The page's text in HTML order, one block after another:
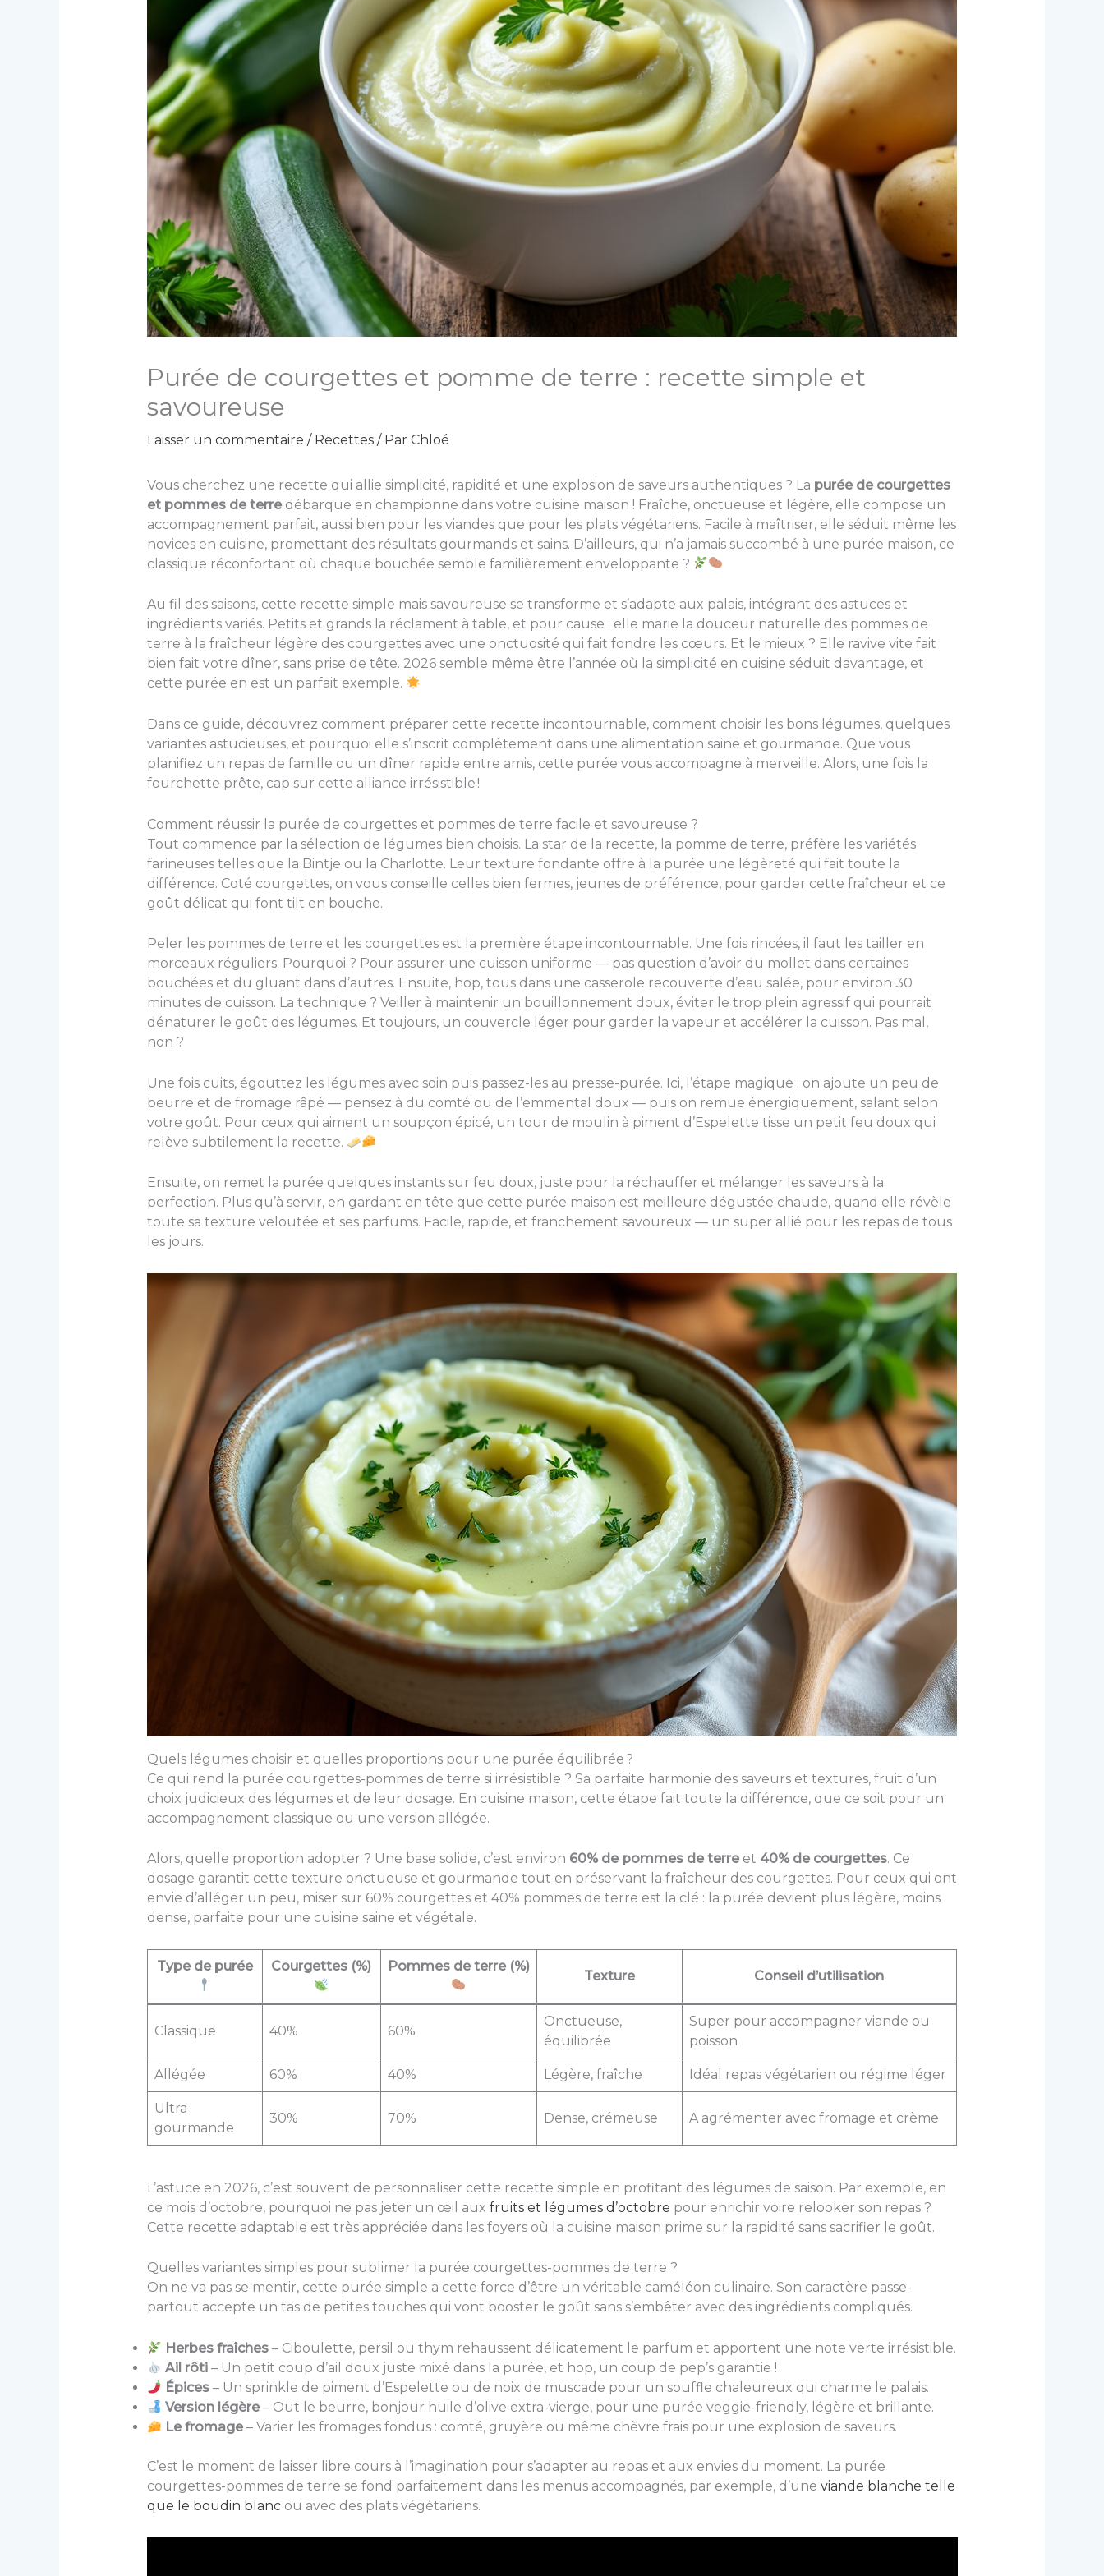
Purée de courgettes et pomme de terre : recette simple et
savoureuse
Laisser un commentaire / Recettes/ Par Chloé
Vous cherchez une recette qui allie simplicité, rapidité et une explosion de saveurs authentiques ? La purée de courgettes
et pommes de terredébarque en championne dans votre cuisine maison ! Fraîche, onctueuse et légère, elle compose un
accompagnement parfait, aussi bien pour les viandes que pour les plats végétariens. Facile à maîtriser, elle séduit même les
novices en cuisine, promettant des résultats gourmands et sains. D’ailleurs, qui n’a jamais succombé à une purée maison, ce
classique réconfortant où chaque bouchée semble familièrement enveloppante ?
Au fil des saisons, cette recette simple mais savoureuse se transforme et s’adapte aux palais, intégrant des astuces et
ingrédients variés. Petits et grands la réclament à table, et pour cause : elle marie la douceur naturelle des pommes de
terre à la fraîcheur légère des courgettes avec une onctuosité qui fait fondre les cœurs. Et le mieux ? Elle ravive vite fait
bien fait votre dîner, sans prise de tête. 2026 semble même être l’année où la simplicité en cuisine séduit davantage, et
cette purée en est un parfait exemple.
Dans ce guide, découvrez comment préparer cette recette incontournable, comment choisir les bons légumes, quelques
variantes astucieuses, et pourquoi elle s’inscrit complètement dans une alimentation saine et gourmande. Que vous
planifiez un repas de famille ou un dîner rapide entre amis, cette purée vous accompagne à merveille. Alors, une fois la
fourchette prête, cap sur cette alliance irrésistible !
Comment réussir la purée de courgettes et pommes de terre facile et savoureuse ?
Tout commence par la sélection de légumes bien choisis. La star de la recette, la pomme de terre, préfère les variétés
farineuses telles que la Bintje ou la Charlotte. Leur texture fondante offre à la purée une légèreté qui fait toute la
différence. Coté courgettes, on vous conseille celles bien fermes, jeunes de préférence, pour garder cette fraîcheur et ce
goût délicat qui font tilt en bouche.
Peler les pommes de terre et les courgettes est la première étape incontournable. Une fois rincées, il faut les tailler en
morceaux réguliers. Pourquoi ? Pour assurer une cuisson uniforme — pas question d’avoir du mollet dans certaines
bouchées et du gluant dans d’autres. Ensuite, hop, tous dans une casserole recouverte d’eau salée, pour environ 30
minutes de cuisson. La technique ? Veiller à maintenir un bouillonnement doux, éviter le trop plein agressif qui pourrait
dénaturer le goût des légumes. Et toujours, un couvercle léger pour garder la vapeur et accélérer la cuisson. Pas mal,
non ?
Une fois cuits, égouttez les légumes avec soin puis passez-les au presse-purée. Ici, l’étape magique : on ajoute un peu de
beurre et de fromage râpé — pensez à du comté ou de l’emmental doux — puis on remue énergiquement, salant selon
votre goût. Pour ceux qui aiment un soupçon épicé, un tour de moulin à piment d’Espelette tisse un petit feu doux qui
relève subtilement la recette.
Ensuite, on remet la purée quelques instants sur feu doux, juste pour la réchauffer et mélanger les saveurs à la
perfection. Plus qu’à servir, en gardant en tête que cette purée maison est meilleure dégustée chaude, quand elle révèle
toute sa texture veloutée et ses parfums. Facile, rapide, et franchement savoureux — un super allié pour les repas de tous
les jours.
Quels légumes choisir et quelles proportions pour une purée équilibrée ?
Ce qui rend la purée courgettes-pommes de terre si irrésistible ? Sa parfaite harmonie des saveurs et textures, fruit d’un
choix judicieux des légumes et de leur dosage. En cuisine maison, cette étape fait toute la différence, que ce soit pour un
accompagnement classique ou une version allégée.
Alors, quelle proportion adopter ? Une base solide, c’est environ 60% de pommes de terreet 40% de courgettes. Ce
dosage garantit cette texture onctueuse et gourmande tout en préservant la fraîcheur des courgettes. Pour ceux qui ont
envie d’alléger un peu, miser sur 60% courgettes et 40% pommes de terre est la clé : la purée devient plus légère, moins
dense, parfaite pour une cuisine saine et végétale.
Type de purée Courgettes (%) Pommes de terre (%)
Texture Conseil d’utilisation
Classique 40% 60%
Onctueuse,
équilibrée
Super pour accompagner viande ou
poisson
Allégée 60% 40% Légère, fraîche Idéal repas végétarien ou régime léger
Ultra
gourmande
30% 70% Dense, crémeuse A agrémenter avec fromage et crème
L’astuce en 2026, c’est souvent de personnaliser cette recette simple en profitant des légumes de saison. Par exemple, en
ce mois d’octobre, pourquoi ne pas jeter un œil aux fruits et légumes d’octobre pour enrichir voire relooker son repas ?
Cette recette adaptable est très appréciée dans les foyers où la cuisine maison prime sur la rapidité sans sacrifier le goût.
Quelles variantes simples pour sublimer la purée courgettes-pommes de terre ?
On ne va pas se mentir, cette purée simple a cette force d’être un véritable caméléon culinaire. Son caractère passe-
partout accepte un tas de petites touches qui vont booster le goût sans s’embêter avec des ingrédients compliqués.
Herbes fraîches– Ciboulette, persil ou thym rehaussent délicatement le parfum et apportent une note verte irrésistible.
Ail rôti– Un petit coup d’ail doux juste mixé dans la purée, et hop, un coup de pep’s garantie !
Épices– Un sprinkle de piment d’Espelette ou de noix de muscade pour un souffle chaleureux qui charme le palais.
Version légère– Out le beurre, bonjour huile d’olive extra-vierge, pour une purée veggie-friendly, légère et brillante.
Le fromage– Varier les fromages fondus : comté, gruyère ou même chèvre frais pour une explosion de saveurs.
C’est le moment de laisser libre cours à l’imagination pour s’adapter au repas et aux envies du moment. La purée
courgettes-pommes de terre se fond parfaitement dans les menus accompagnés, par exemple, d’une viande blanche telle
que le boudin blancou avec des plats végétariens.